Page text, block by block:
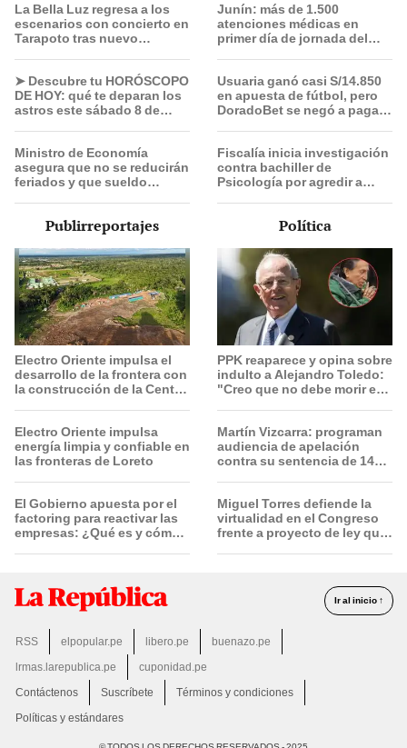
La Bella Luz regresa a los
escenarios con concierto en
Tarapoto tras nuevo
➤ Descubre tu HORÓSCOPO
DE HOY: qué te deparan los
astros este sábado 8 de
Ministro de Economía
asegura que no se reducirán
feriados y que sueldo
Junín: más de 1.500
atenciones médicas en
primer día de jornada del
Usuaria ganó casi S/14.850
en apuesta de fútbol, pero
DoradoBet se negó a pagar:
Fiscalía inicia investigación
contra bachiller de
Psicología por agredir a
Publirreportajes
Electro Oriente impulsa el
desarrollo de la frontera con
la construcción de la Central
Electro Oriente impulsa
energía limpia y confiable en
las fronteras de Loreto
El Gobierno apuesta por el
factoring para reactivar las
empresas: ¿Qué es y cómo
Política
PPK reaparece y opina sobre
indulto a Alejandro Toledo:
"Creo que no debe morir en
Martín Vizcarra: programan
audiencia de apelación
contra su sentencia de 14
Miguel Torres defiende la
virtualidad en el Congreso
frente a proyecto de ley que
Ir al inicio ↑
RSS elpopular.pe libero.pe
buenazo.pe
lrmas.larepublica.pe
cuponidad.pe
Contáctenos
Suscríbete
Términos y condiciones
Políticas y estándares